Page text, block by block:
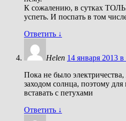
К сожалению, в сутках
успеть. И поспать в том
Ответить ↓
Helen 14 января 2013
Пока не было
заходом солнца, поэтому
вставать с петухами
Ответить ↓